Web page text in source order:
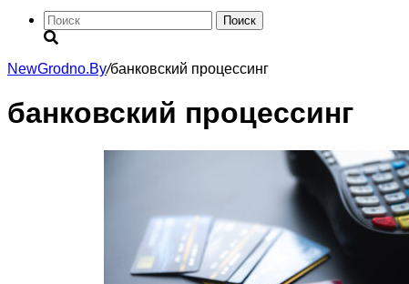
Поиск
NewGrodno.By/банковский процессинг
банковский процессинг